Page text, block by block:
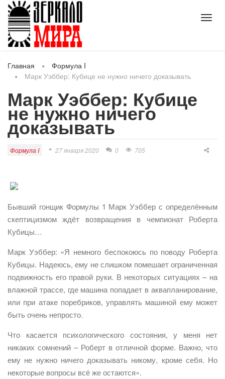
Главная
Формула I
Марк Уэббер: Кубице не нужно ничего доказывать
Марк Уэббер: Кубице
не нужно ничего
доказывать
Формула I 27 января 2020 0 705
Бывший гонщик Формулы 1 Марк Уэббер с определённым
скептицизмом ждёт возвращения в чемпионат Роберта
Кубицы…
Марк Уэббер: «Я немного беспокоюсь по поводу Роберта
Кубицы. Надеюсь, ему не слишком помешает ограниченная
подвижность его правой руки. В некоторых ситуациях – на
влажной трассе, где машина попадает в аквапланирование,
или при атаке поребриков, управлять машиной ему может
быть очень непросто.
Что касается психологического состояния, у меня нет
никаких сомнений – Роберт в отличной форме. Важно, что
ему не нужно ничего доказывать никому, кроме себя. Но
некоторые вопросы всё же остаются».